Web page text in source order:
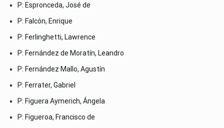
P: Espronceda, José de
P: Falcón, Enrique
P: Ferlinghetti, Lawrence
P: Fernández de Moratín, Leandro
P: Fernández Mallo, Agustín
P: Ferrater, Gabriel
P: Figuera Aymerich, Ángela
P: Figueroa, Francisco de